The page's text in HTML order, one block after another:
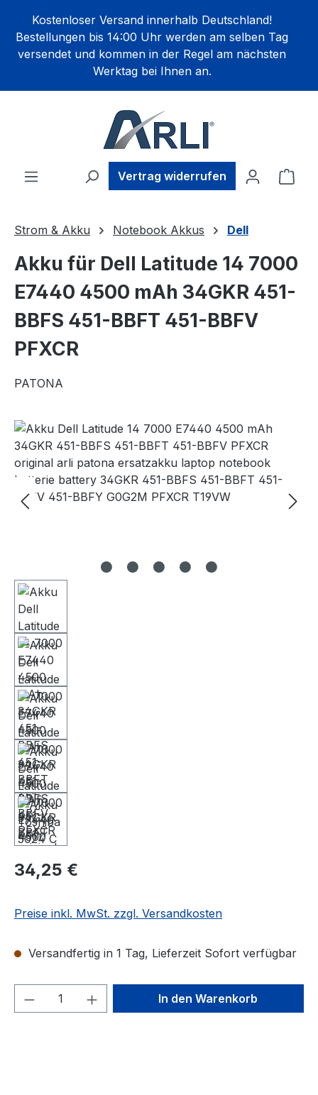
springen
Kostenloser Versand innerhalb Deutschland!
Bestellungen bis 14:00 Uhr werden am selben Tag
versendet und kommen in der Regel am nächsten
Werktag bei Ihnen an.
Vertrag widerrufen
Strom & Akku Notebook Akkus Dell
Akku für Dell Latitude 14 7000
E7440 4500 mAh 34GKR 451-
BBFS 451-BBFT 451-BBFV
PFXCR
PATONA
Bildergalerie überspringen
34,25 €
Preise inkl. MwSt. zzgl. Versandkosten
Versandfertig in 1 Tag, Lieferzeit Sofort verfügbar
Produkt Anzahl: Gib denIn den Warenkorb